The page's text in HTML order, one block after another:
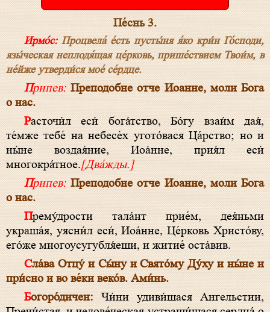
Пе́снь 3.
Ирмо́с:Процвела́ е́сть пусты́ня я́ко кри́н Го́споди,
язы́ческая неплодя́щая це́рковь, прише́ствием Твои́м, в
не́йже утверди́ся мое́ се́рдце.
Припев: Преподобне отче Иоанне, моли Бога
о нас.
Расточи́л еси́ бога́тство, Бо́гу взаи́м дая́,
те́мже тебе́ на небесе́х угото́вася Ца́рство; но и
ны́не воздая́ние, Иоа́нне, прия́л еси́
многокра́тное.[Два́жды.]
Припев: Преподобне отче Иоанне, моли Бога
о нас.
Прему́дрости тала́нт прие́м, дея́ньми
украша́я, уясни́л еси́, Иоа́нне, Це́рковь Христо́ву,
его́же многоусугубля́еши, и житие́ оста́вив.
Сла́ва Отцу́ и Сы́ну и Свято́му Ду́ху и ны́не и
при́сно и во ве́ки веко́в. Ами́нь.
Богоро́дичен: Чи́ни удиви́шася Ангельстии,